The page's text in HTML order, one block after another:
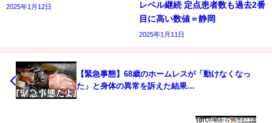
2025年1月12日
レベル継続 定点患者数も過去2番
目に高い数値＝静岡
2025年1月11日
【緊急事態】68歳のホームレスが「動けなくなっ
た」と身体の異常を訴えた結果…